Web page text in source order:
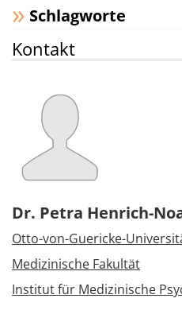
Schlagworte
Kontakt
Dr. Petra Henrich-
Otto-von-Guericke-
Medizinische Fakultät
Institut für Medizinische